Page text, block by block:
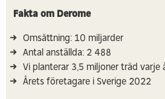
Fakta om Derome
Omsättning: 10 miljarder
Antal anställda: 2 488
Vi planterar 3,5 miljoner träd varje
Årets företagare i Sverige 2022